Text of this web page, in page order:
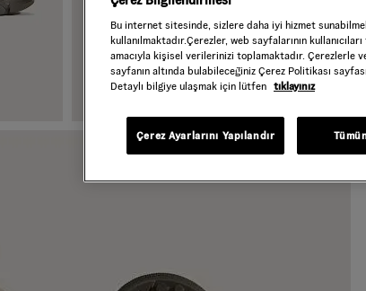
Bu internet sitesinde, sizlere daha iyi hizmet
kullanılmaktadır.Çerezler, web sayfalarının
amacıyla kişisel verilerinizi toplamaktadır. Çerezlerle
sayfanın altında bulabileceğiniz Çerez Politikası
Detaylı bilgiye ulaşmak için lütfen tıklayınız
Çerez Ayarlarını Yapılandır